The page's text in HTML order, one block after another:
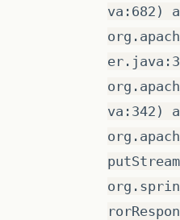
va:682)
va:342)